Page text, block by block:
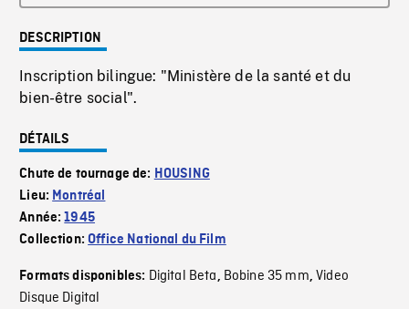
DESCRIPTION
Inscription bilingue: "Ministère de la santé et du
bien-être social".
DÉTAILS
Chute de tournage de: HOUSING
Lieu: Montréal
Année:1945
Collection:Office National du Film
Formats disponibles: Digital Beta, Bobine 35 mm,Video
Disque Digital